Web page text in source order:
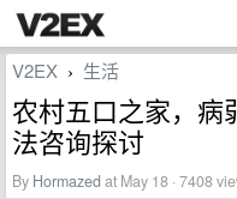
V2EX › 生活
农村五口之家，病
法咨询探讨
By Hormazed at May 18 · 7408